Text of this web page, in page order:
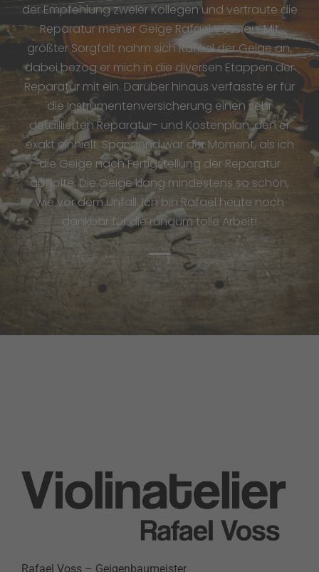
der Empfehlung zweier Kollegen und vertraute die
Reparatur meiner Geige Rafael Voss an. Mit
größter Sorgfalt nahm sich Rafael der Geige an,
dabei bezog er mich in die diversen Etappen der
Reparatur mit ein. Darüber hinaus verfasste er für
die Instrumentenversicherung einen sehr
detaillierten Reparatur- und Kostenplan, den er
exakt einhielt. Spannend war der Moment, als ich
die Geige nach Fertigstellung der Reparatur
abholte. Die Geige klang mindestens so schön,
wie vor dem Unfall. Ich bin Rafael heute noch
dankbar für die rundum tolle Arbeit!
Rafael Voss – Geigenbaumeister